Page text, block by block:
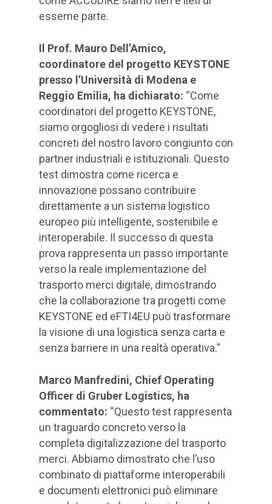
esserne parte.
Il Prof. Mauro Dell’Amico,
coordinatore del progetto KEYSTONE
presso l’Università di Modena e
Reggio Emilia, ha dichiarato: “Come
coordinatori del progetto KEYSTONE,
siamo orgogliosi di vedere i risultati
concreti del nostro lavoro congiunto con
partner industriali e istituzionali. Questo
test dimostra come ricerca e
innovazione possano contribuire
direttamente a un sistema logistico
europeo più intelligente, sostenibile e
interoperabile. Il successo di questa
prova rappresenta un passo importante
verso la reale implementazione del
trasporto merci digitale, dimostrando
che la collaborazione tra progetti come
KEYSTONE ed eFTI4EU può trasformare
la visione di una logistica senza carta e
senza barriere in una realtà operativa.”
Marco Manfredini, Chief Operating
Officer di Gruber Logistics, ha
commentato: “Questo test rappresenta
un traguardo concreto verso la
completa digitalizzazione del trasporto
merci. Abbiamo dimostrato che l’uso
combinato di piattaforme interoperabili
e documenti elettronici può eliminare